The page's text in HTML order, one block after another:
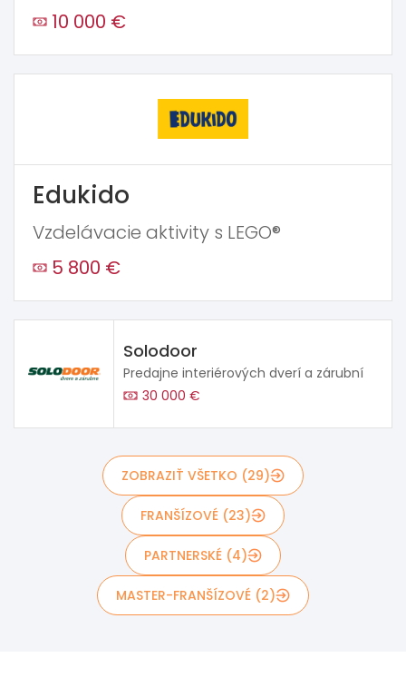
10 000 €
Edukido
Vzdelávacie aktivity s LEGO®
5 800 €
Solodoor
Predajne interiérových dverí a zárubní
30 000 €
ZOBRAZIŤ VŠETKO (29)
FRANŠÍZOVÉ (23)
PARTNERSKÉ (4)
MASTER-FRANŠÍZOVÉ (2)